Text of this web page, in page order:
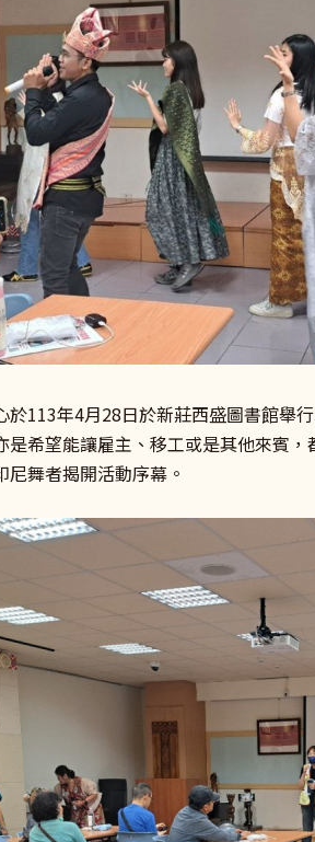
於113年4月28日於新莊西盛圖書館舉
是希望能讓雇主、移工或是其他來賓
舞者揭開活動序幕。